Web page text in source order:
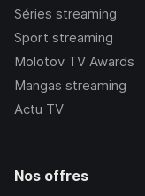
Séries streaming
Sport streaming
Molotov TV Awards
Mangas streaming
Actu TV
Nos offres